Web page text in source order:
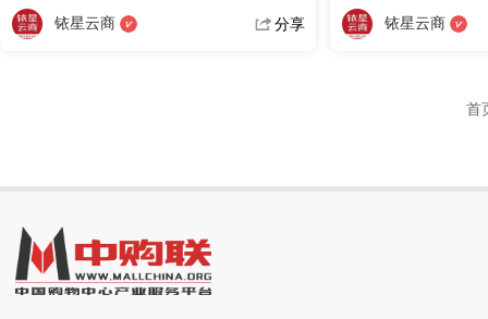
铱星云商 分享 铱星云商
首